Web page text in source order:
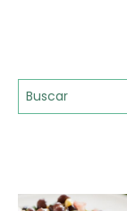
15'